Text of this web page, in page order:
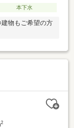
本下水
物もご希望の方
2